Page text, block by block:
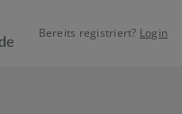
Bereits registriert? Login